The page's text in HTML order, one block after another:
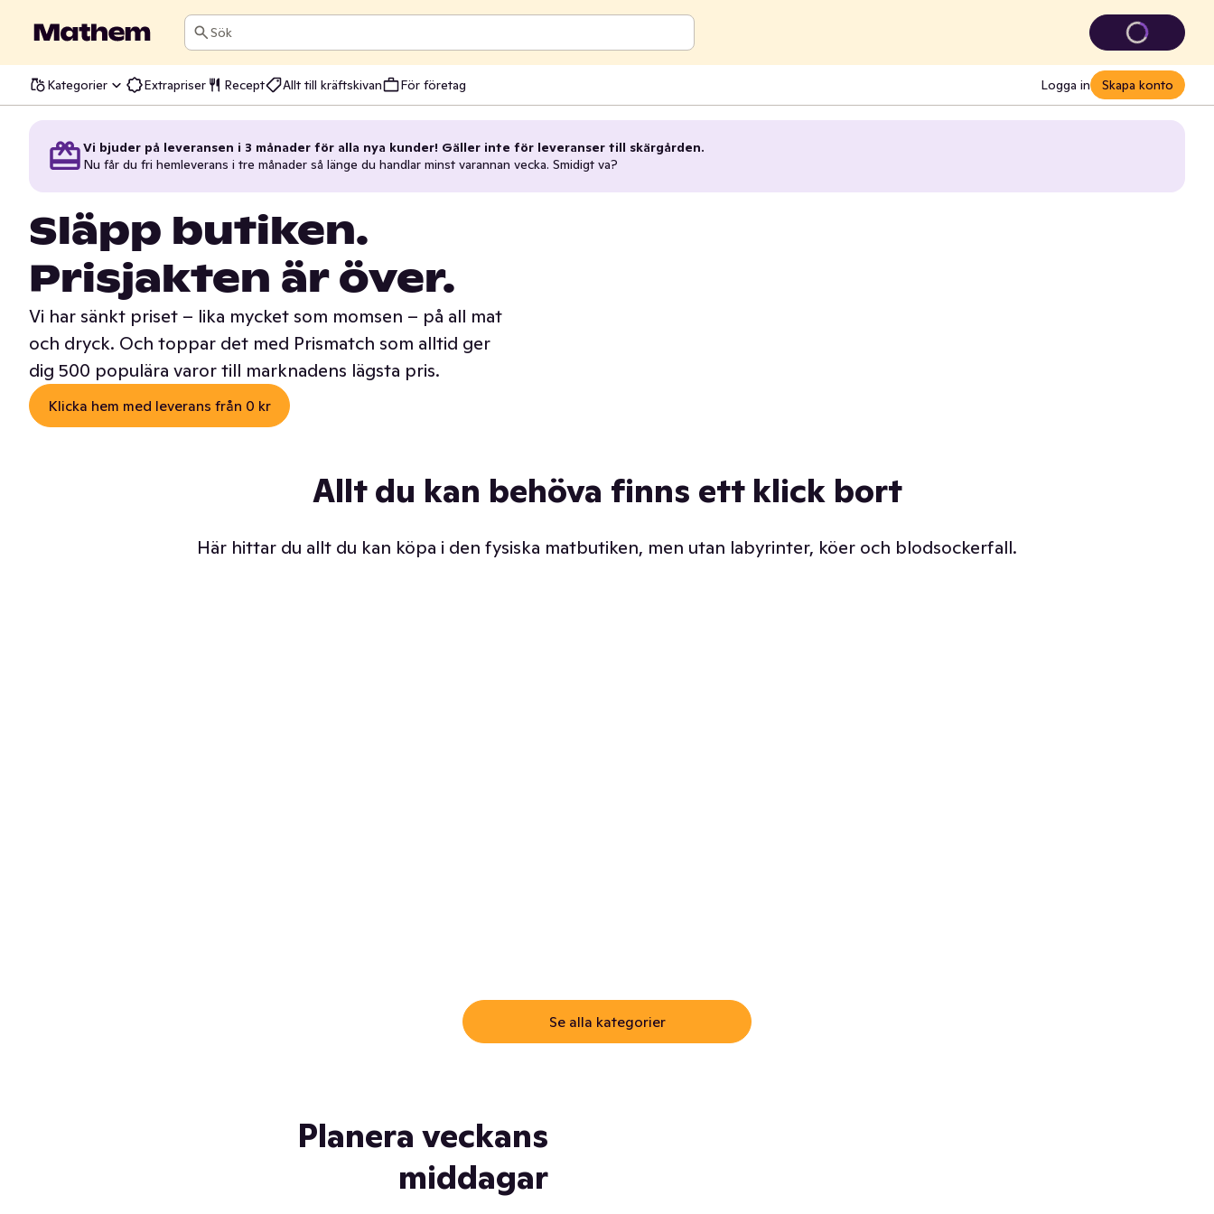
Sök
Kategorier Extrapriser Recept Allt till kräftskivan För företag Logga in Skapa konto
Vi bjuder på leveransen i 3 månader för alla nya kunder! Gäller inte för leveranser till skärgården.
Nu får du fri hemleverans i tre månader så länge du handlar minst varannan vecka. Smidigt va?
Släpp butiken.
Prisjakten är över.
Vi har sänkt priset – lika mycket som momsen – på all mat
och dryck. Och toppar det med Prismatch som alltid ger
dig 500 populära varor till marknadens lägsta pris.
Klicka hem med leverans från 0 kr
Allt du kan behöva finns ett klick bort
Här hittar du allt du kan köpa i den fysiska matbutiken, men utan labyrinter, köer och blodsockerfall.
Se alla kategorier
Planera veckans
middagar